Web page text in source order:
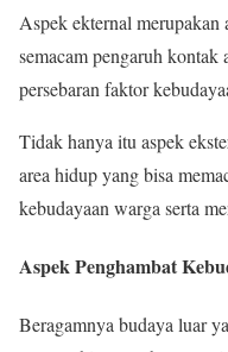
Aspek ekternal merupakan
semacam pengaruh kontak
persebaran faktor
Tidak hanya itu aspek
area hidup yang bisa
kebudayaan warga serta
Aspek Penghambat
Beragamnya budaya luar